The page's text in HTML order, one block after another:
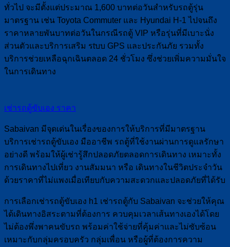
ทั่วไป จะมีตั้งแต่ประมาณ 1,600 บาทต่อวันสำหรับรถตู้รุ่น
มาตรฐาน เช่น Toyota Commuter และ Hyundai H-1 ไปจนถึง
ราคาหลายพันบาทต่อวันในกรณีรถตู้ VIP หรือรุ่นที่มีเบาะนั่ง
ส่วนตัวและบริการเสริม รtบบ GPS และประกันภัย รวมทั้ง
บริการช่วยเหลือฉุกเฉินตลอด 24 ชั่วโมง ซึ่งช่วยเพิ่มความมั่นใจ
ในการเดินทาง
เช่ารถตู้ขับเอง ราคา
Sabaivan มีจุดเด่นในเรื่องของการให้บริการที่มีมาตรฐาน
บริการเช่ารถตู้ขับเอง มืออาชีพ รถตู้ที่ใช้งานผ่านการดูแลรักษา
อย่างดี พร้อมให้ผู้เช่ารู้สึกปลอดภัยตลอดการเดินทาง เหมาะทั้ง
การเดินทางไปเที่ยว งานสัมมนา หรือ เดินทางในชีวิตประจำวัน
ด้วยราคาที่ไม่แพงเมื่อเทียบกับความสะดวกและปลอดภัยที่ได้รับ
การเลือกเช่ารถตู้ขับเอง h1 เช่ารถตู้กับ Sabaivan จะช่วยให้คุณ
ได้เดินทางอิสระตามที่ต้องการ ควบคุมเวลาเส้นทางเองได้โดย
ไม่ต้องพึ่งพาคนขับรถ พร้อมค่าใช้จ่ายที่คุ้มค่าและไม่ซับซ้อน
เหมาะกับกลุ่มครอบครัว กลุ่มเพื่อน หรือผู้ที่ต้องการความ